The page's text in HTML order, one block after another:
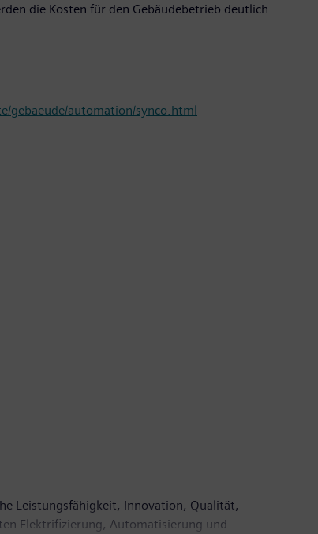
die Kosten für den Gebäudebetrieb deutlich
gebaeude/automation/synco.html
Leistungsfähigkeit, Innovation, Qualität,
Elektrifizierung, Automatisierung und